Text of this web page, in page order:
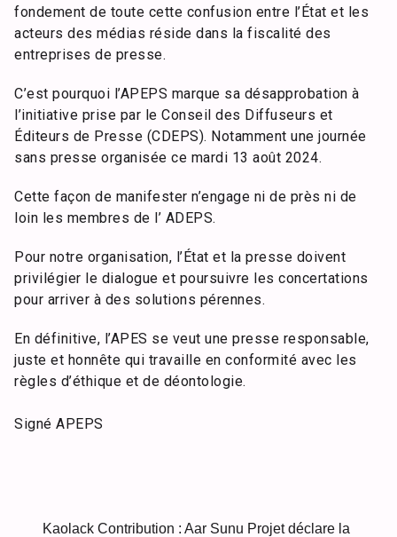
fondement de toute cette confusion entre l’État et les
acteurs des médias réside dans la fiscalité des
entreprises de presse.
C’est pourquoi l’APEPS marque sa désapprobation à
l’initiative prise par le Conseil des Diffuseurs et
Éditeurs de Presse (CDEPS). Notamment une journée
sans presse organisée ce mardi 13 août 2024.
Cette façon de manifester n’engage ni de près ni de
loin les membres de l’ ADEPS.
Pour notre organisation, l’État et la presse doivent
privilégier le dialogue et poursuivre les concertations
pour arriver à des solutions pérennes.
En définitive, l’APES se veut une presse responsable,
juste et honnête qui travaille en conformité avec les
règles d’éthique et de déontologie.
Signé APEPS
Kaolack Contribution : Aar Sunu Projet déclare la